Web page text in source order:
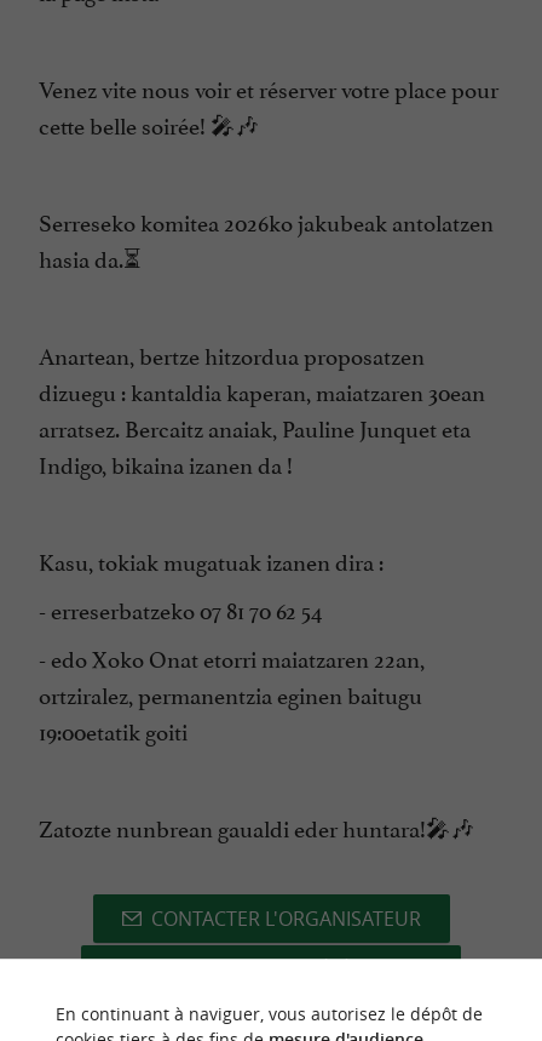
Venez vite nous voir et réserver votre place pour
cette belle soirée! 🎤🎶
Serreseko komitea 2026ko jakubeak antolatzen
hasia da.⏳
Anartean, bertze hitzordua proposatzen
dizuegu : kantaldia kaperan, maiatzaren 30ean
arratsez. Bercaitz anaiak, Pauline Junquet eta
Indigo, bikaina izanen da !
Kasu, tokiak mugatuak izanen dira :
- erreserbatzeko 07 81 70 62 54
- edo Xoko Onat etorri maiatzaren 22an,
ortziralez, permanentzia eginen baitugu
19:00etatik goiti
Zatozte nunbrean gaualdi eder huntara!🎤🎶
CONTACTER L'ORGANISATEUR
En continuant à naviguer, vous autorisez le dépôt de